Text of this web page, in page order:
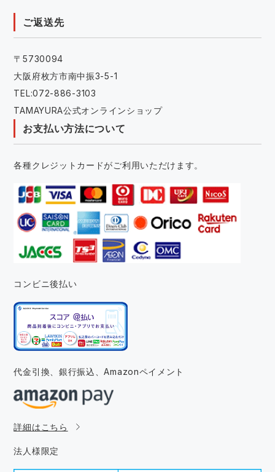
ご返送先
〒5730094
大阪府枚方市南中振3-5-1
TEL:072-886-3103
TAMAYURA公式オンラインショップ
お支払い方法について
各種クレジットカードがご利用いただけます。
コンビニ後払い
代金引換、銀行振込、Amazonペイメント
詳細はこちら
法人様限定